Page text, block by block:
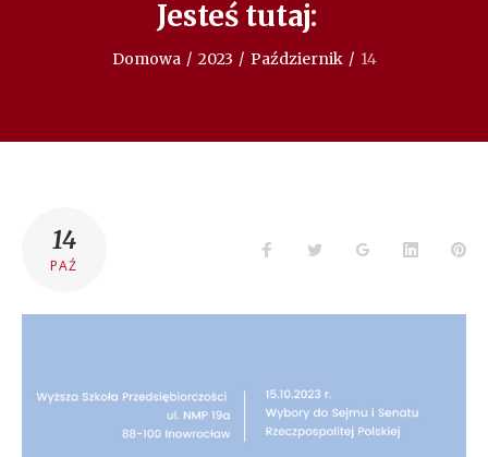
Jesteś tutaj:
Domowa / 2023 / Październik / 14
DZIEŃ:
14
2023
14
PAŹ
FacebookTwitter Google+ LinkedIn